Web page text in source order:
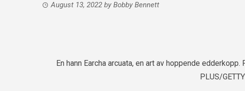
August 13, 2022 by Bobby Bennett
En hann Earcha arcuata, en art av hoppende edderkopp.
PLUS/